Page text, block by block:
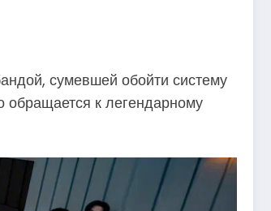
сумевшей обойти систему
обращается к легендарному